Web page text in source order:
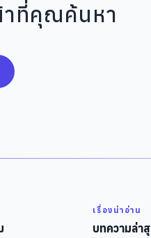
าที่คุณค้นหา
เรื่องน่าอ่าน
บทความล่า